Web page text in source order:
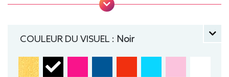
rond, B&C
COULEUR DU VISUEL : Noir